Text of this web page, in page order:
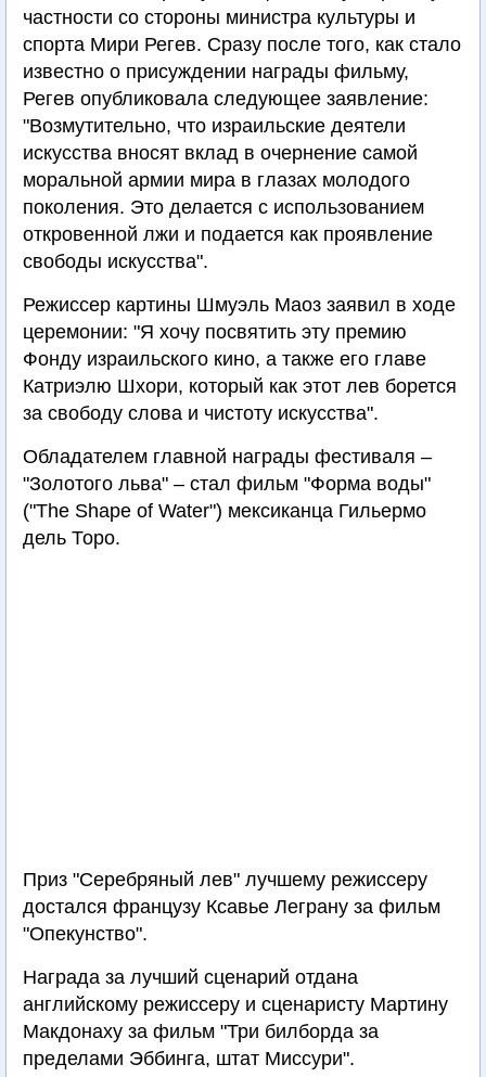
частности со стороны министра культуры и
спорта Мири Регев. Сразу после того, как стало
известно о присуждении награды фильму,
Регев опубликовала следующее заявление:
"Возмутительно, что израильские деятели
искусства вносят вклад в очернение самой
моральной армии мира в глазах молодого
поколения. Это делается с использованием
откровенной лжи и подается как проявление
свободы искусства".
Режиссер картины Шмуэль Маоз заявил в ходе
церемонии: "Я хочу посвятить эту премию
Фонду израильского кино, а также его главе
Катриэлю Шхори, который как этот лев борется
за свободу слова и чистоту искусства".
Обладателем главной награды фестиваля –
"Золотого льва" – стал фильм "Форма воды"
("The Shape of Water") мексиканца Гильермо
дель Торо.
Приз "Серебряный лев" лучшему режиссеру
достался французу Ксавье Леграну за фильм
"Опекунство".
Награда за лучший сценарий отдана
английскому режиссеру и сценаристу Мартину
Макдонаху за фильм "Три билборда за
пределами Эббинга, штат Миссури".